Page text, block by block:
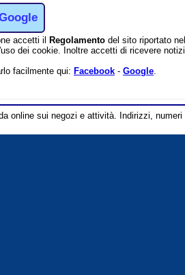
accetti il Regolamento del sito riportato
dei cookie. Inoltre accetti di ricevere
facilmente qui: Facebook - Google.
online sui negozi e attività. Indirizzi,